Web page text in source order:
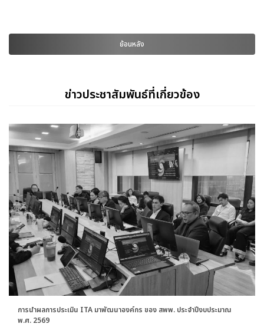
ย้อนหลัง
ข่าวประชาสัมพันธ์ที่เกี่ยวข้อง
การนำผลการประเมิน ITA มาพัฒนาองค์กร ของ สพพ. ประจำปีงบประมาณ
พ.ศ. 2569